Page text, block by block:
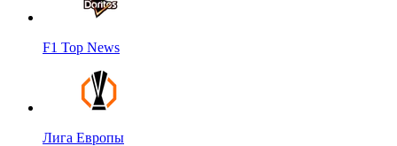
F1 Top News
Лига Европы